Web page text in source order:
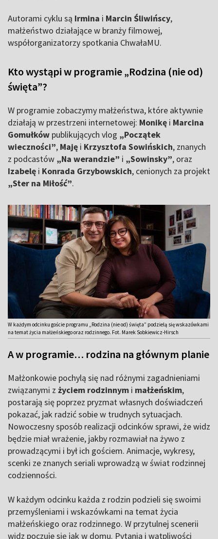
Autorami cyklu są Irmina i Marcin Śliwińscy,
małżeństwo działające w branży filmowej,
współorganizatorzy spotkania ChwałaMU.
Kto wystąpi w programie „Rodzina (nie od)
święta”?
W programie zobaczymy małżeństwa, które aktywnie
działają w przestrzeni internetowej: Monikę i Marcina
Gomułków publikujących vlog „Początek
wieczności”, Maję i Krzysztofa Sowińskich, znanych
z podcastów „Na werandzie” i „Sowinsky”, oraz
Izabelę i Konrada Grzybowskich, cenionych za projekt
„Ster na Miłość”.
W każdym odcinku goście programu „Rodzina (nie od) święta” podzielą się wskazówkami
na temat życia małżeńskiego oraz rodzinnego. Fot. Marek Sobkiewicz-Hirsch
A w programie… rodzina na głównym planie
Małżonkowie pochylą się nad różnymi zagadnieniami
związanymi z życiem rodzinnym i małżeńskim,
postarają się poprzez pryzmat własnych doświadczeń
pokazać, jak radzić sobie w trudnych sytuacjach.
Nowoczesny sposób realizacji odcinków sprawi, że widz
będzie miał wrażenie, jakby rozmawiał na żywo z
prowadzącymi i był ich gościem. Animacje, wykresy,
scenki ze znanych seriali wprowadzą w świat rodzinnej
codzienności.
W każdym odcinku każda z rodzin podzieli się swoimi
przemyśleniami i wskazówkami na temat życia
małżeńskiego oraz rodzinnego. W przytulnej scenerii
widz poczuje się jak w domu. Pytania i wątpliwości